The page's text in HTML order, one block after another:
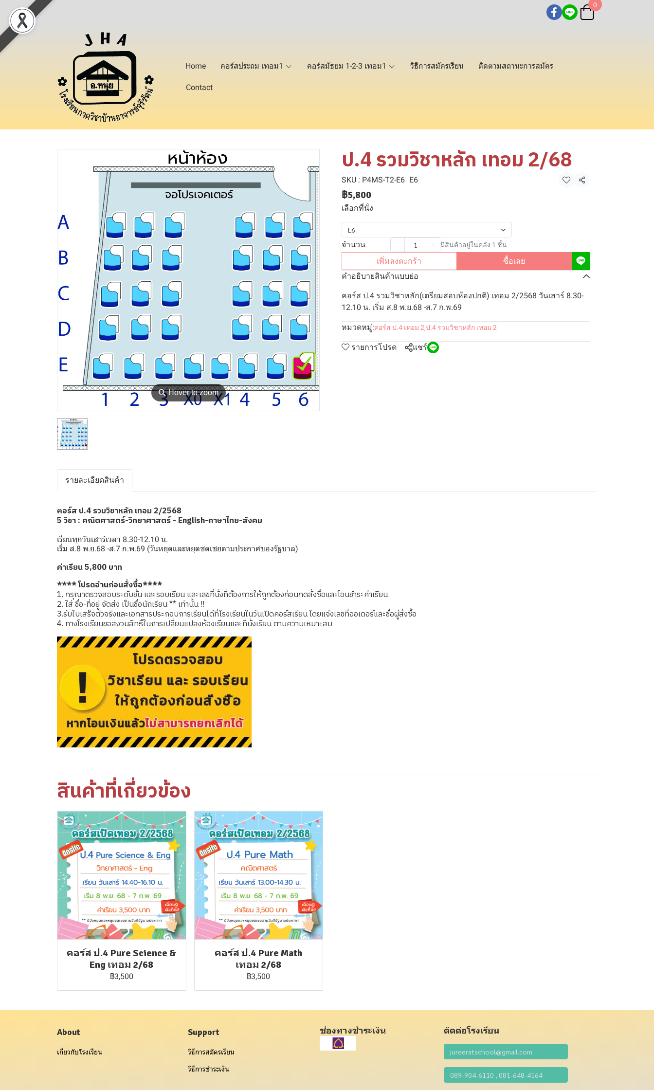
0
Home คอร์สประถม เทอม1 คอร์สมัธยม 1-2-3 เทอม1 วิธีการสมัครเรียน ติดตามสถานะการสมัคร
Contact
⚲Hover to zoom
ป.4 รวมวิชาหลัก เทอม 2/68
SKU : P4MS-T2-E6 E6 แชร์
฿5,800
เลือกที่นั่ง
E6
จำนวน มีสินค้าอยู่ในคลัง 1 ชิ้น
เพิ่มลงตะกร้า
ซื้อเลย
คำอธิบายสินค้าแบบย่อ
คอร์ส ป.4 รวมวิชาหลัก(เตรียมสอบห้องปกติ) เทอม 2/2568 วันเสาร์ 8.30-
12.10 น. เริ่ม ส.8 พ.ย.68 -ส.7 ก.พ.69
หมวดหมู่:คอร์ส ป.4 เทอม 2,ป.4 รวมวิชาหลัก เทอม 2
รายการโปรด แชร์
รายละเอียดสินค้า
คอร์ส ป.4 รวมวิชาหลัก เทอม 2/2568
5 วิชา : คณิตศาสตร์-วิทยาศาสตร์ - English-ภาษาไทย-สังคม
เรียนทุกวันเสาร์เวลา 8.30-12.10 น.
เริ่ม ส.8 พ.ย.68 -ส.7 ก.พ.69 (วันหยุดและหยุดชดเชยตามประกาศของรัฐบาล)
ค่าเรียน 5,800 บาท
**** โปรดอ่านก่อนสั่งซื้อ****
1. กรุณาตรวจสอบระดับชั้น และรอบเรียน และเลขที่นั่งที่ต้องการให้ถูกต้องก่อนกดสั่งซื้อและโอนชำระค่าเรียน
2. ใส่ ชื่อ-ที่อยู่ จัดส่ง เป็นชื่อนักเรียน ** เท่านั้น !!
3.รับใบเสร็จตัวจริงและเอกสารประกอบการเรียนได้ที่โรงเรียนในวันเปิดคอร์สเรียน โดยแจ้งเลขที่ออเดอร์และชื่อผู้สั่งซื้อ
4. ทางโรงเรียนขอสงวนสิทธิ์ในการเปลี่ยนแปลงห้องเรียนและที่นั่งเรียน ตามความเหมาะสม
สินค้าที่เกี่ยวข้อง
คอร์ส ป.4 Pure Science &
Eng เทอม 2/68
฿3,500
คอร์ส ป.4 Pure Math
เทอม 2/68
฿3,500
About
เกี่ยวกับโรงเรียน
Support
วิธีการสมัครเรียน
วิธีการชำระเงิน
ช่องทางชำระเงิน ติดต่อโรงเรียน